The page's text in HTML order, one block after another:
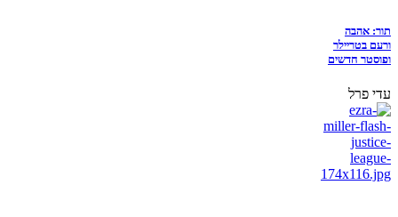
תור: אהבה
ורעם בטריילר
ופוסטר חדשים
עדי פרל